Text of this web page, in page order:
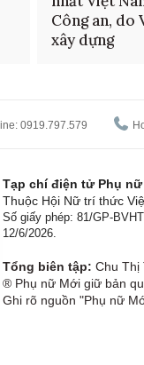
Công an, do
xây dựng
0919.797.579
Tạp chí điện tử Phụ
Thuộc Hội Nữ trí thức
Số giấy phép: 81/GP-
12/6/2026.
Tổng biên tập: Chu Thị
® Phụ nữ Mới giữ bản
Ghi rõ nguồn "Phụ nữ